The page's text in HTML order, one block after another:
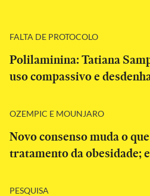
FALTA DE PROTOCOLO
Polilaminina: Tatiana
uso compassivo e
OZEMPIC E MOUNJARO
Novo consenso muda o
tratamento da obesidade;
PESQUISA